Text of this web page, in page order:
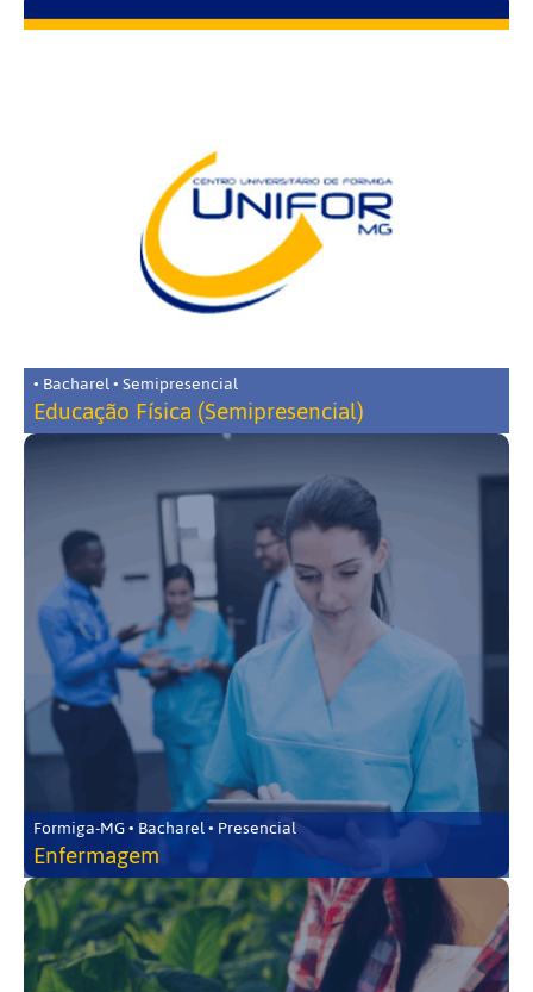
• Bacharel • Semipresencial
Educação Física (Semipresencial)
Formiga-MG • Bacharel • Presencial
Enfermagem